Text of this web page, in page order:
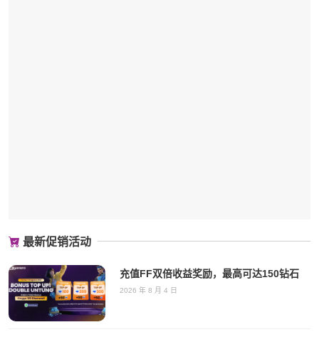
最新促销活动
充值FF双倍收益奖励，最高可达150钻石
2026 年 8 月 4 日